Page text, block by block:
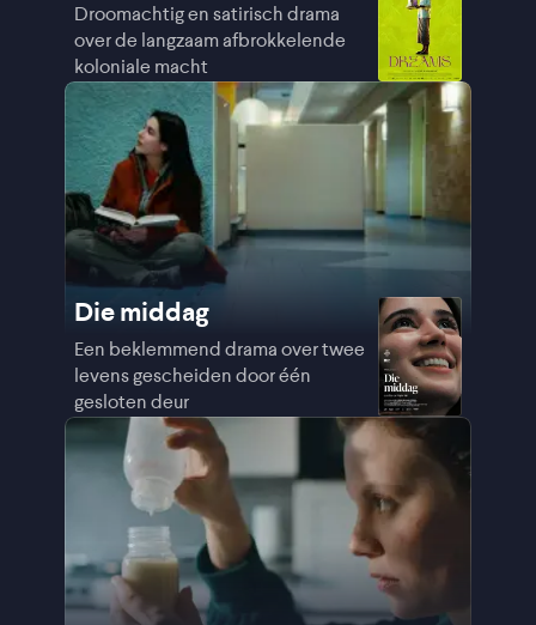
Droomachtig en satirisch drama
over de langzaam afbrokkelende
koloniale macht
Die middag
Een beklemmend drama over twee
levens gescheiden door één
gesloten deur